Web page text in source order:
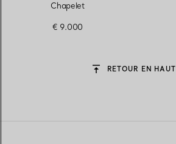
Chapelet
€ 9.000
RETOUR EN HAUT